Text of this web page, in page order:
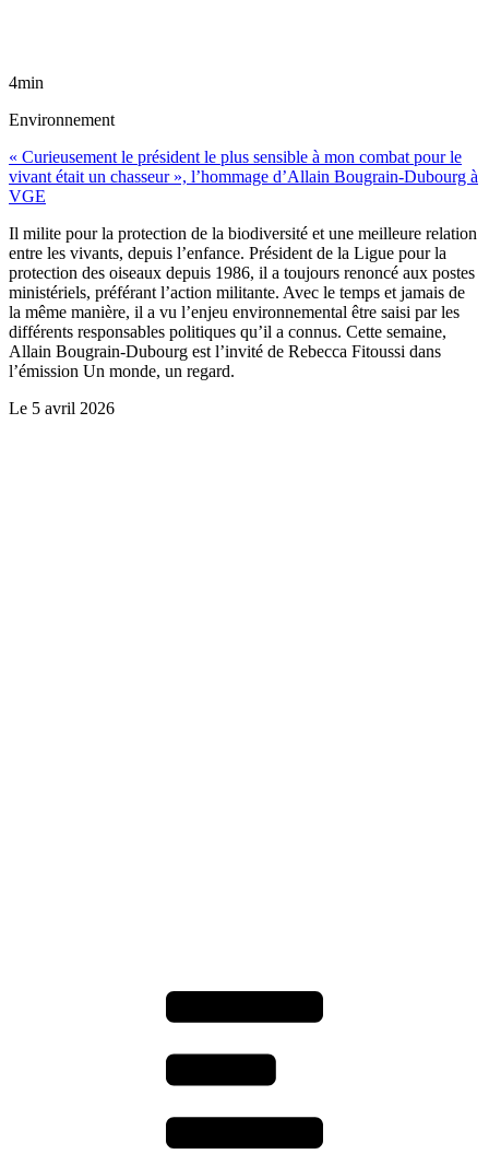
4min
Environnement
« Curieusement le président le plus sensible à mon combat pour le
vivant était un chasseur », l’hommage d’Allain Bougrain-Dubourg à
VGE
Il milite pour la protection de la biodiversité et une meilleure relation
entre les vivants, depuis l’enfance. Président de la Ligue pour la
protection des oiseaux depuis 1986, il a toujours renoncé aux postes
ministériels, préférant l’action militante. Avec le temps et jamais de
la même manière, il a vu l’enjeu environnemental être saisi par les
différents responsables politiques qu’il a connus. Cette semaine,
Allain Bougrain-Dubourg est l’invité de Rebecca Fitoussi dans
l’émission Un monde, un regard.
Le 5 avril 2026